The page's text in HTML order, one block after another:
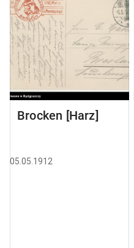
Brocken [Harz]
05.05.1912